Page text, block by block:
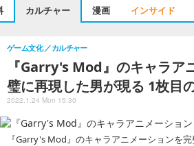
カルチャー 漫画 インサイド
『Garry's Mod』のキャラア
璧に再現した男が現る 1枚目
ゲーム文化 カルチャー
2022.1.24 Mon 15:30
『Garry's Mod』のキャラアニメーションを